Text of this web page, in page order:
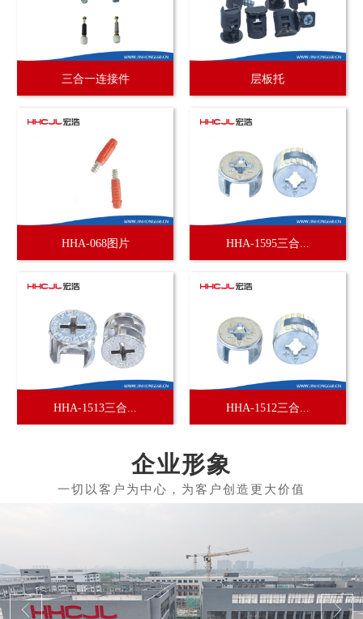
三合一连接件 层板托
HHA-068图片 HHA-1595三合...
HHA-1513三合... HHA-1512三合...
企业形象